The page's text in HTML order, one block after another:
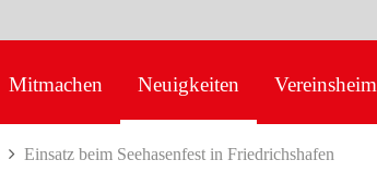
Mitmachen Neuigkeiten Vereinsheim
Einsatz beim Seehasenfest in Friedrichshafen